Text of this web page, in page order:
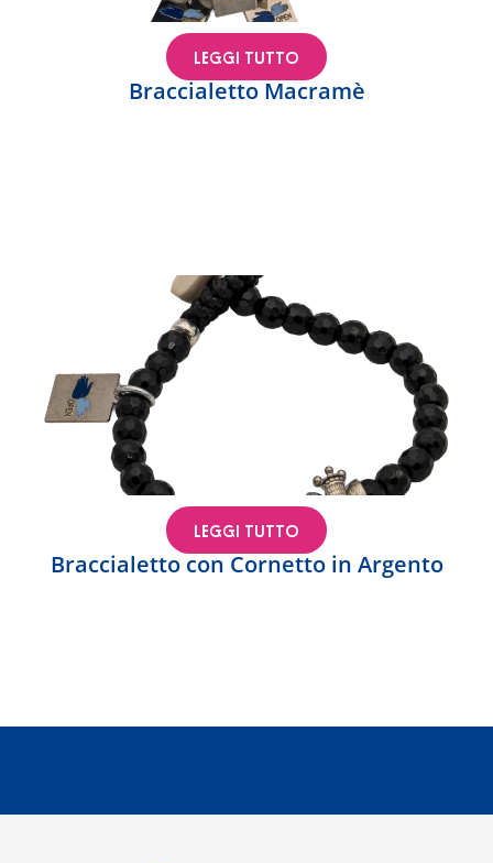
Braccialetto Macramè
LEGGI TUTTO
Braccialetto con Cornetto in Argento
LEGGI TUTTO